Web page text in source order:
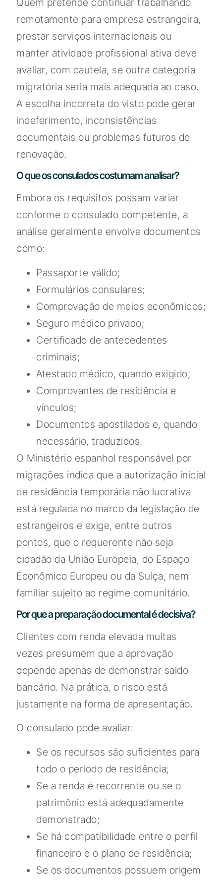
Quem pretende continuar trabalhando
remotamente para empresa estrangeira,
prestar serviços internacionais ou
manter atividade profissional ativa deve
avaliar, com cautela, se outra categoria
migratória seria mais adequada ao caso.
A escolha incorreta do visto pode gerar
indeferimento, inconsistências
documentais ou problemas futuros de
renovação.
O que os consulados costumam analisar?
Embora os requisitos possam variar
conforme o consulado competente, a
análise geralmente envolve documentos
como:
Passaporte válido;
Formulários consulares;
Comprovação de meios econômicos;
Seguro médico privado;
Certificado de antecedentes
criminais;
Atestado médico, quando exigido;
Comprovantes de residência e
vínculos;
Documentos apostilados e, quando
necessário, traduzidos.
O Ministério espanhol responsável por
migrações indica que a autorização inicial
de residência temporária não lucrativa
está regulada no marco da legislação de
estrangeiros e exige, entre outros
pontos, que o requerente não seja
cidadão da União Europeia, do Espaço
Econômico Europeu ou da Suíça, nem
familiar sujeito ao regime comunitário.
Por que a preparação documental é decisiva?
Clientes com renda elevada muitas
vezes presumem que a aprovação
depende apenas de demonstrar saldo
bancário. Na prática, o risco está
justamente na forma de apresentação.
O consulado pode avaliar:
Se os recursos são suficientes para
todo o período de residência;
Se a renda é recorrente ou se o
patrimônio está adequadamente
demonstrado;
Se há compatibilidade entre o perfil
financeiro e o plano de residência;
Se os documentos possuem origem